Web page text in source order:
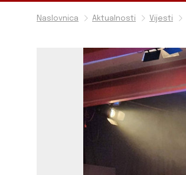
Naslovnica Aktualnosti Vijesti